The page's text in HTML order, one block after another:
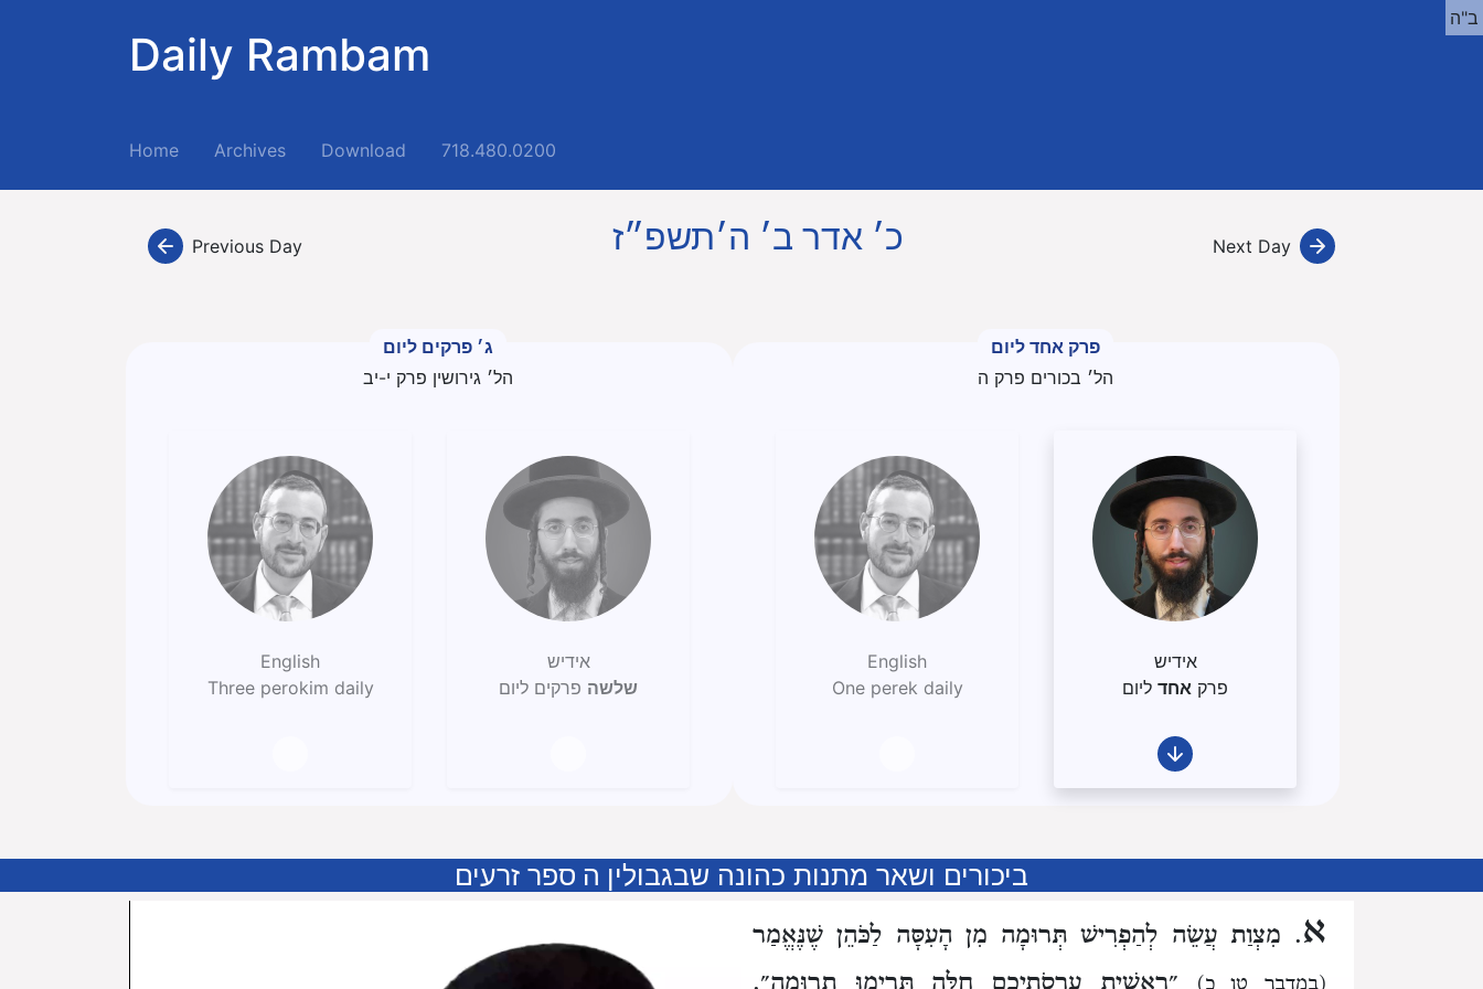
Daily Rambam
Home(current)Archives Download 718.480.0200
ב"ה
Previous Day כ׳ אדר ב׳ ה׳תשפ״ז Next Day
ג׳ פרקים ליום
הל׳ גירושין פרק י-יב
אידיש
שלשה פרקים ליום
English
Three perokim daily
פרק אחד ליום
הל׳ בכורים פרק ה
אידיש
פרק אחד ליום
English
One perek daily
ביכורים ושאר מתנות כהונה שבגבולין ה ספר זרעים
א. מִצְוַת עֲשֵׂה לְהַפְרִישׁ תְּרוּמָה מִן הָעִסָּה לַכֹּהֵן שֶׁנֶּאֱמַר